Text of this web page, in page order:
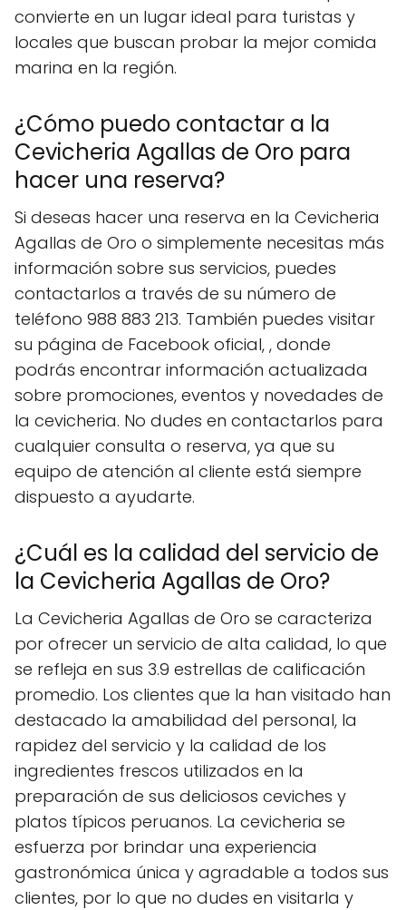
convierte en un lugar ideal para turistas y
locales que buscan probar la mejor comida
marina en la región.
¿Cómo puedo contactar a la
Cevicheria Agallas de Oro para
hacer una reserva?
Si deseas hacer una reserva en la Cevicheria
Agallas de Oro o simplemente necesitas más
información sobre sus servicios, puedes
contactarlos a través de su número de
teléfono 988 883 213. También puedes visitar
su página de Facebook oficial, , donde
podrás encontrar información actualizada
sobre promociones, eventos y novedades de
la cevicheria. No dudes en contactarlos para
cualquier consulta o reserva, ya que su
equipo de atención al cliente está siempre
dispuesto a ayudarte.
¿Cuál es la calidad del servicio de
la Cevicheria Agallas de Oro?
La Cevicheria Agallas de Oro se caracteriza
por ofrecer un servicio de alta calidad, lo que
se refleja en sus 3.9 estrellas de calificación
promedio. Los clientes que la han visitado han
destacado la amabilidad del personal, la
rapidez del servicio y la calidad de los
ingredientes frescos utilizados en la
preparación de sus deliciosos ceviches y
platos típicos peruanos. La cevicheria se
esfuerza por brindar una experiencia
gastronómica única y agradable a todos sus
clientes, por lo que no dudes en visitarla y